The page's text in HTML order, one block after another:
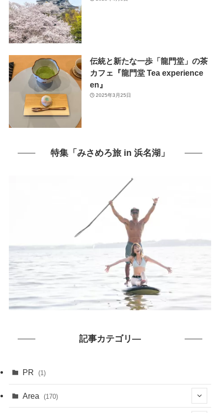
伝統と新たな一歩「龍門堂」の茶
カフェ『龍門堂 Tea experience
en』
2025年3月25日
特集「みさめろ旅 in 浜名湖」
記事カテゴリ―
PR (1)
Area (170)